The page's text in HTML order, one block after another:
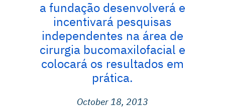
a fundação desenvolverá e
incentivará pesquisas
independentes na área de
cirurgia bucomaxilofacial e
colocará os resultados em
prática.
October 18, 2013